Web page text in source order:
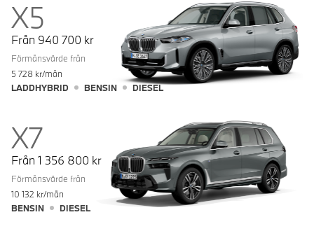
X5
Från 940 700 kr
Förmånsvärde från
5 728 kr/mån
LADDHYBRID
BENSIN DIESEL
X7
Från 1 356 800 kr
Förmånsvärde från
10 132 kr/mån
BENSIN
DIESEL